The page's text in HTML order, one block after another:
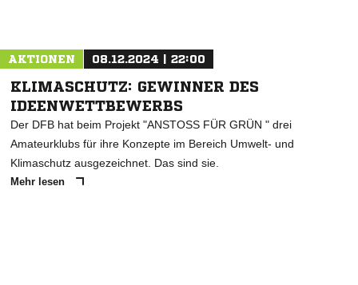
AKTIONEN 08.12.2024 | 22:00
KLIMASCHUTZ: GEWINNER DES
IDEENWETTBEWERBS
Der DFB hat beim Projekt "ANSTOSS FÜR GRÜN " drei
Amateurklubs für ihre Konzepte im Bereich Umwelt- und
Klimaschutz ausgezeichnet. Das sind sie.
Mehr lesen